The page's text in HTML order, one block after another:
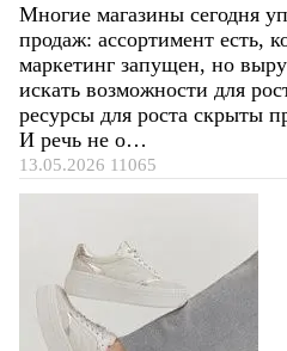
Многие магазины сегодня
продаж: ассортимент есть,
маркетинг запущен, но
искать возможности для
ресурсы для роста скрыты
И речь не о…
13.05.2026 11065